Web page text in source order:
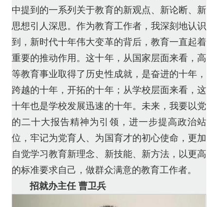
中提到的一系列关于教育的新观点、新论断、新
思想引人深思。作为教育工作者，我深刻地认识
到，新时代十年伟大变革的背后，教育一直起着
重要的推动作用。这十年，从国家层面来看，高
等教育事业取得了历史性成就，是奋进的十年，
跨越的十年，开拓的十年；从学校层面来看，这
十年也是学校发展迅速的十年。未来，我要以党
的二十大报告精神为引领，进一步提高政治站
位，牢记为党育人、为国育才的初心使命，更加
自觉学习教育新理念、新技能、新方法，以更高
的标准要求自己，做群众满意的教育工作者。
招就办主任 曹卫兵